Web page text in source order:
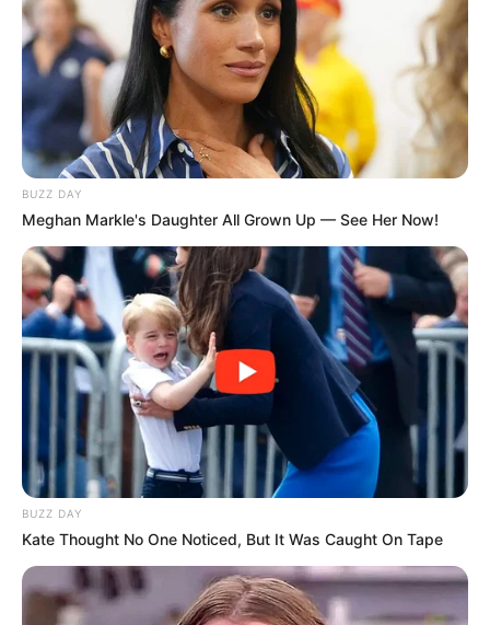
Bikin Ngakak, 10 Potret
Cosplay Murah Pakai Bahan
Seadanya
Anti Mainstream, 10 Cara
Membawa Barang Belanjaan
Versi Warga Thailand
BUZZ DAY
Meghan Markle's Daughter All Grown Up — See Her Now!
BUZZ DAY
Kate Thought No One Noticed, But It Was Caught On Tape